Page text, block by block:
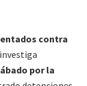
contra
por la